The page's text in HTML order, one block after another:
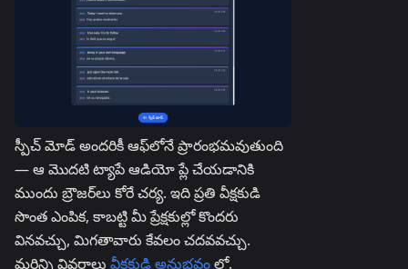
స్పీచ్ మోడ్ అందరికీ ఆఫ్‌లోనే ప్రారంభమవుతుంది
— ఆ మొదటి ట్యాపే ఆడియో ప్లే చేయడానికి
ముందు బ్రౌజర్‌లు కోరే చర్య. ఇది ప్రతి వీక్షకుడి
సొంత ఎంపిక, కాబట్టి మీ ప్రేక్షకుల్లో కొందరు
వినవచ్చు, మిగతావారు కేవలం చదవవచ్చు.
మరిన్ని వివరాలు వీక్షకుడి అనుభవంలో.